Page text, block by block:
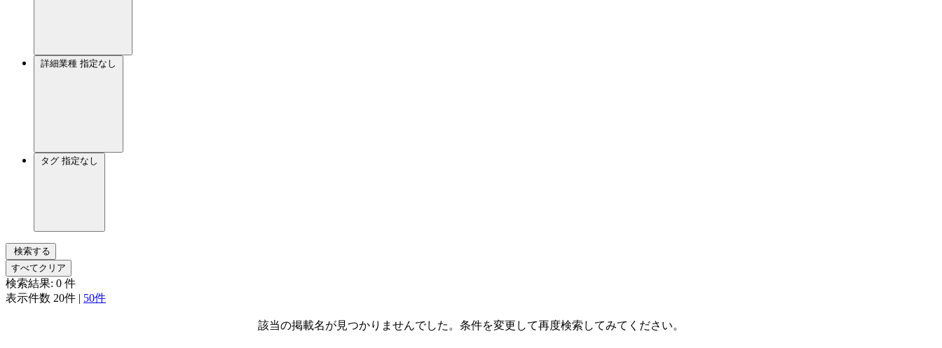
詳細業種 指定なし
タグ 指定なし
検索する
すべてクリア
検索結果: 0 件
表示件数 20件 | 50件
該当の掲載名が見つかりませんでした。条件を変更して再度検索してみてください。